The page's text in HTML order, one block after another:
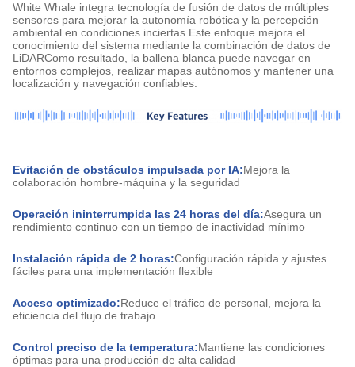
White Whale integra tecnología de fusión de datos de múltiples
sensores para mejorar la autonomía robótica y la percepción
ambiental en condiciones inciertas.Este enfoque mejora el
conocimiento del sistema mediante la combinación de datos de
LiDARComo resultado, la ballena blanca puede navegar en
entornos complejos, realizar mapas autónomos y mantener una
localización y navegación confiables.
Evitación de obstáculos impulsada por IA:Mejora la
colaboración hombre-máquina y la seguridad
Operación ininterrumpida las 24 horas del día:Asegura un
rendimiento continuo con un tiempo de inactividad mínimo
Instalación rápida de 2 horas:Configuración rápida y ajustes
fáciles para una implementación flexible
Acceso optimizado:Reduce el tráfico de personal, mejora la
eficiencia del flujo de trabajo
Control preciso de la temperatura:Mantiene las condiciones
óptimas para una producción de alta calidad